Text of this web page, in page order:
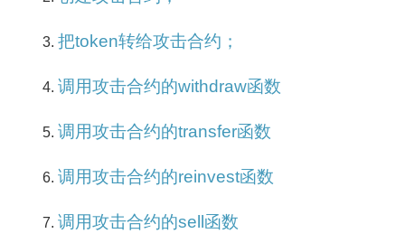
把token转给攻击合约；
调用攻击合约的withdraw函数
调用攻击合约的transfer函数
调用攻击合约的reinvest函数
调用攻击合约的sell函数